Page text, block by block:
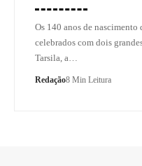
Os 140 anos de nascimento
celebrados com dois
Tarsila, a…
Redação8 Min Leitura